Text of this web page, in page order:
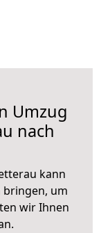
Umzug
nach
kann
um
wir Ihnen